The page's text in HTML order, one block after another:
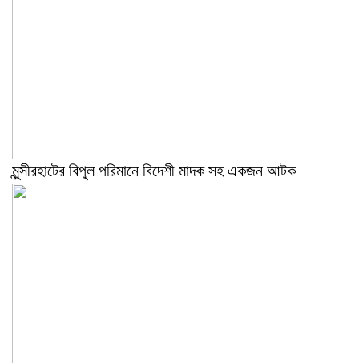
মুন্সীরহাটের বিপুল পরিমানে বিদেশী মাদক সহ একজন আটক